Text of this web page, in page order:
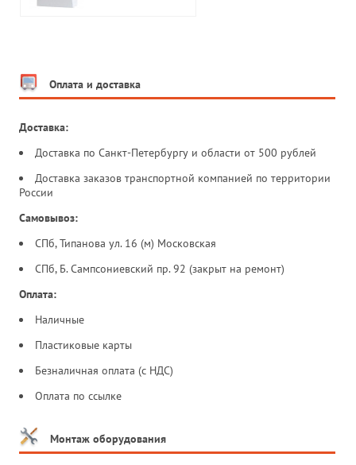
Оплата и доставка
Доставка:
Доставка по Санкт-Петербургу и области от 500 рублей
Доставка заказов транспортной компанией по территории
России
Самовывоз:
СПб, Типанова ул. 16 (м) Московская
СПб, Б. Сампсониевский пр. 92 (закрыт на ремонт)
Оплата:
Наличные
Пластиковые карты
Безналичная оплата (с НДС)
Оплата по ссылке
Монтаж оборудования